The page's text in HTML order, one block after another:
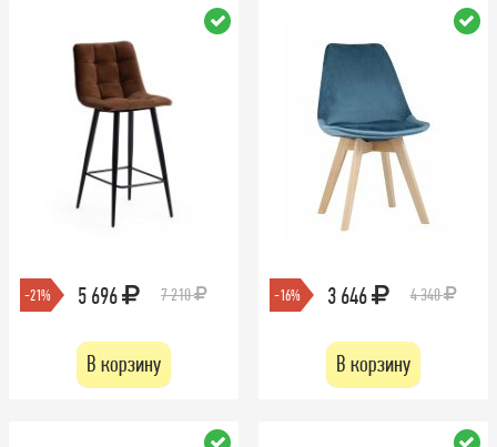
-21% 5 696 7 210
В корзину
-16% 3 646 4 340
В корзину